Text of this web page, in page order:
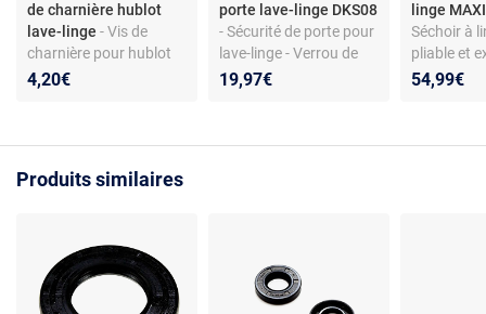
de charnière hublot
lave-linge - Vis de
charnière pour hublot
de lave-linge - Acier
4,20€
porte lave-linge DKS08
- Sécurité de porte pour
lave-linge - Verrou de
hublot DKS08
19,97€
linge
Séchoir à
pliable et
niveaux
54,99€
Produits similaires